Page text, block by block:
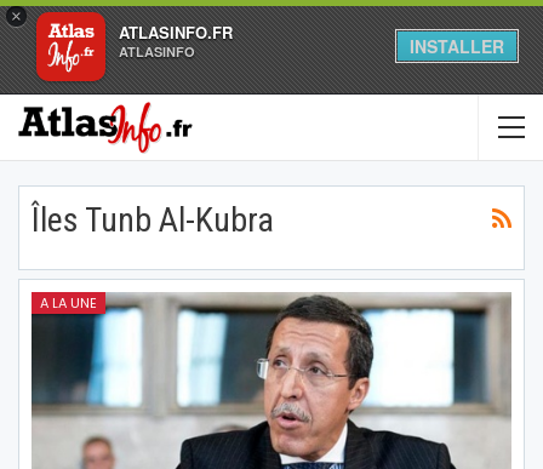
×
ATLASINFO.FR
ATLASINFO INSTALLER
Îles Tunb Al-Kubra
A LA UNE